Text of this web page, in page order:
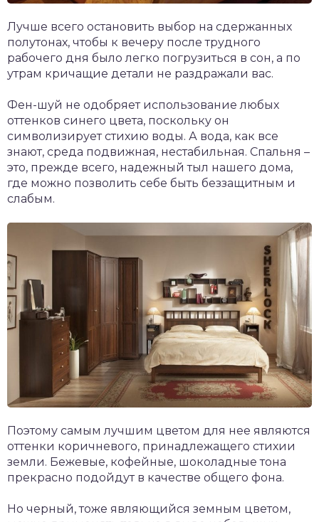
Лучше всего остановить выбор на сдержанных
полутонах, чтобы к вечеру после трудного
рабочего дня было легко погрузиться в сон, а по
утрам кричащие детали не раздражали вас.
Фен-шуй не одобряет использование любых
оттенков синего цвета, поскольку он
символизирует стихию воды. А вода, как все
знают, среда подвижная, нестабильная. Спальня –
это, прежде всего, надежный тыл нашего дома,
где можно позволить себе быть беззащитным и
слабым.
Поэтому самым лучшим цветом для нее являются
оттенки коричневого, принадлежащего стихии
земли. Бежевые, кофейные, шоколадные тона
прекрасно подойдут в качестве общего фона.
Но черный, тоже являющийся земным цветом,